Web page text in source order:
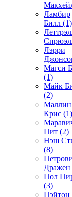
Ламбир
Билл (1)
Лэрри
Магси
(1)
Майк
(2)
Маллин
Крис (1)
Пит (2)
Нэш
(8)
Дражен
Пол
(3)
Пэйтон